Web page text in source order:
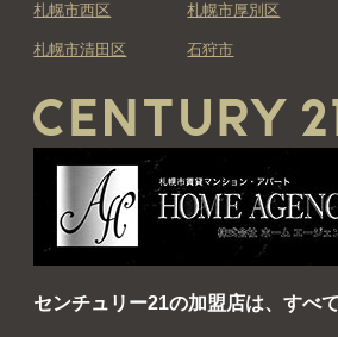
札幌市西区 札幌市厚別区
札幌市清田区 石狩市
センチュリー21の加盟店は、すべ